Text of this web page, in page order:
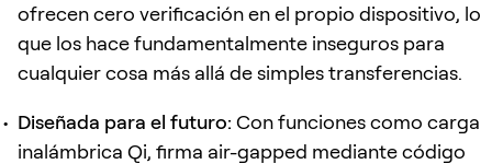
ofrecen cero verificación en el propio dispositivo, lo
que los hace fundamentalmente inseguros para
cualquier cosa más allá de simples transferencias.
Diseñada para el futuro: Con funciones como carga
inalámbrica Qi, firma air-gapped mediante código